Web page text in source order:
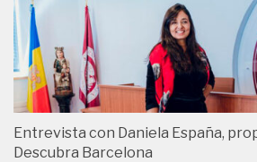
Entrevista con Daniela España,
Descubra Barcelona